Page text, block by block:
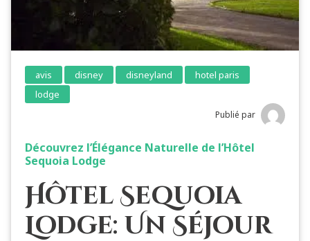
avis disney disneyland
hotel paris
lodge
Publié par
Découvrez l’Élégance Naturelle de l’Hôtel
Sequoia Lodge
Hôtel Sequoia
Lodge: Un Séjour